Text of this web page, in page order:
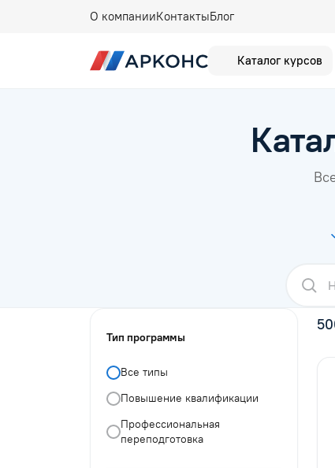
О компанииКонтактыБлог
Каталог курсов
Тип программы
Все типы
Повышение квалификации
Профессиональная
переподготовка